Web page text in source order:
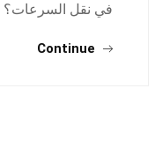
في نقل السرعات؟
Continue